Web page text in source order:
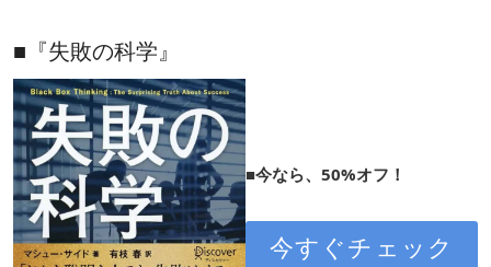
■『失敗の科学』
■今なら、50%オフ！
今すぐチェック